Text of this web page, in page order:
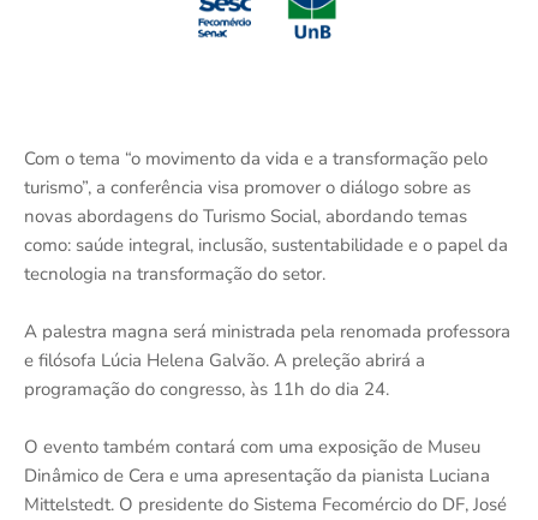
Com o tema “o movimento da vida e a transformação pelo
turismo”, a conferência visa promover o diálogo sobre as
novas abordagens do Turismo Social, abordando temas
como: saúde integral, inclusão, sustentabilidade e o papel da
tecnologia na transformação do setor.
A palestra magna será ministrada pela renomada professora
e filósofa Lúcia Helena Galvão. A preleção abrirá a
programação do congresso, às 11h do dia 24.
O evento também contará com uma exposição de Museu
Dinâmico de Cera e uma apresentação da pianista Luciana
Mittelstedt. O presidente do Sistema Fecomércio do DF, José